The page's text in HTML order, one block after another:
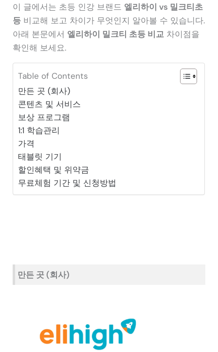
이 글에서는 초등 인강 브랜드 엘리하이 vs 밀크티초
등 비교해 보고 차이가 무엇인지 알아볼 수 있습니다.
아래 본문에서 엘리하이 밀크티 초등 비교 차이점을
확인해 보세요.
Table of Contents
만든 곳 (회사)
콘텐츠 및 서비스
보상 프로그램
1:1 학습관리
가격
태블릿 기기
할인혜택 및 위약금
무료체험 기간 및 신청방법
만든 곳 (회사)